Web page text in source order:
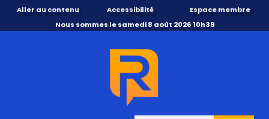
Aller au contenu Accessibilité
Espace membre
Nous sommes le samedi 8 août 2026 10h39